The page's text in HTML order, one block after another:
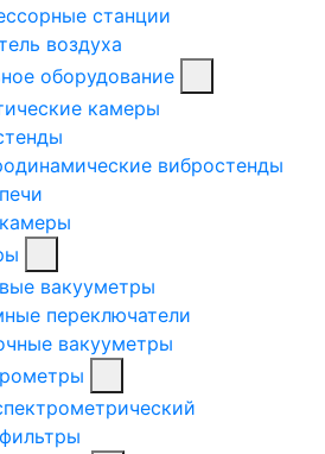
станции
воздуха
оборудование
камеры
вибростенды
вакууметры
переключатели
вакууметры